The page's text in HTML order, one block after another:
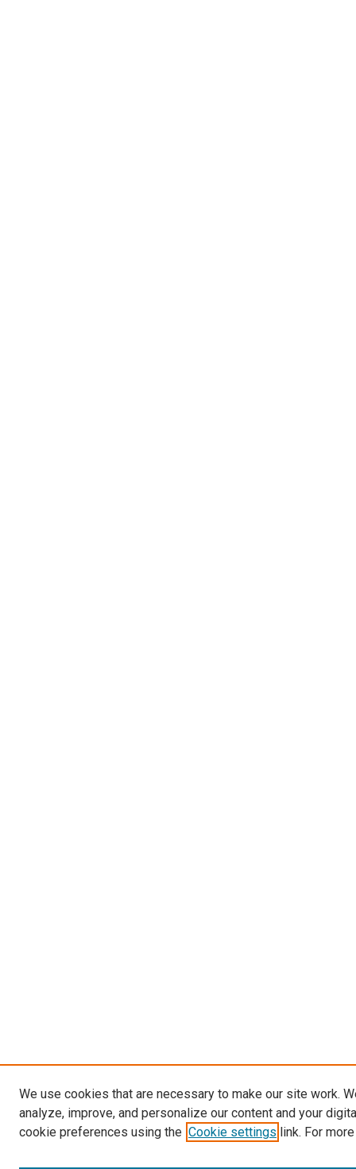
We use cookies that are necessary to make our site work.
analyze, improve, and personalize our content and your
cookie preferences using the Cookie settings link. For